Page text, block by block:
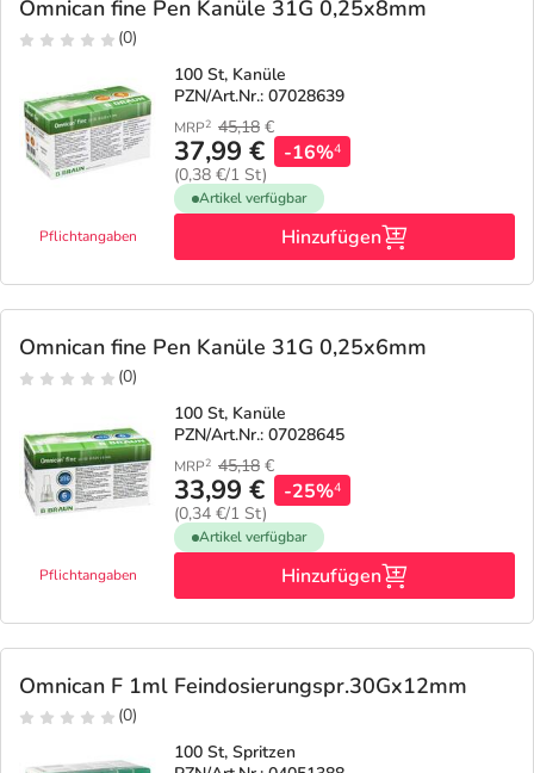
Omnican fine Pen Kanüle 31G 0,25x8mm
(0)
Pflichtangaben
100 St, Kanüle
PZN/Art.Nr.: 07028639
MRP2 45,18 €
37,99 €
(0,38 €/1 St)
-16%4
Artikel verfügbar
Hinzufügen
Omnican fine Pen Kanüle 31G 0,25x6mm
(0)
Pflichtangaben
100 St, Kanüle
PZN/Art.Nr.: 07028645
MRP2 45,18 €
33,99 €
(0,34 €/1 St)
-25%4
Artikel verfügbar
Hinzufügen
Omnican F 1ml Feindosierungspr.30Gx12mm
(0)
100 St, Spritzen